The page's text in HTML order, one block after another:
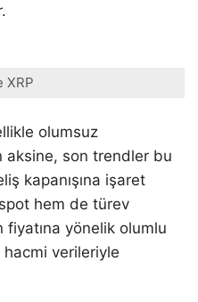
XRP
olumsuz
aksine, son trendler bu
kapanışına işaret
hem de türev
fiyatına yönelik olumlu
hacmi verileriyle